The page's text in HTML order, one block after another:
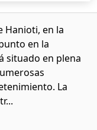
Hanioti, en la
en la
situado en plena
La